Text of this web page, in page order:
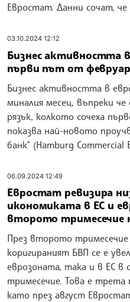
Евростат. Данни сочат,
03.10.2024 12:12
Бизнес активността
първи път от
Бизнес активността в
миналия месец, въпреки
рязък, колкото сочеха
показва най-новото
банк" (Hamburg Commercial
06.09.2024 12:49
Евростат ревизира
икономиката в ЕС и
второто тримесечие
През второто тримесечие
коригираният БВП се е
еврозоната, така и в ЕС в
тримесечие. Това е трета
като през август